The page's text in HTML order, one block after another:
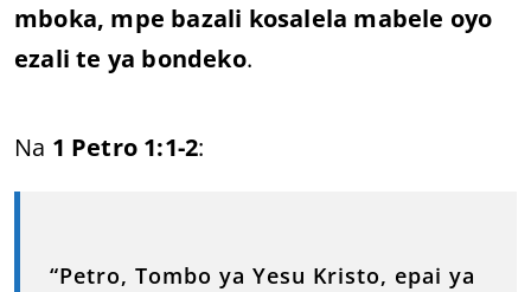
mboka, mpe bazali kosalela mabele oyo
ezali te ya bondeko.
Na 1 Petro 1:1-2:
“Petro, Tombo ya Yesu Kristo, epai ya